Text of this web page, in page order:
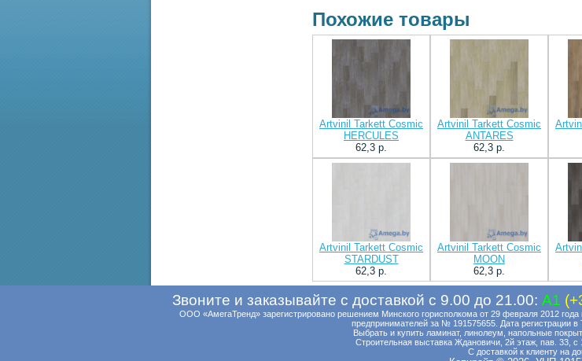
Похожие товары
Artvinil Tarkett Cosmic
HERCULES
62,3 p.
Artvinil Tarkett Cosmic
ANTARES
62,3 p.
Artvinil Tarkett Cosmic
STARDUST
62,3 p.
Artvinil Tarkett Cosmic
MOON
62,3 p.
Звоните и заказывайте с доставкой с 9.00 до 21.00: A1
ООО «АмегаТренд» зарегистрировано решением Минского горисполкома от 29 февраля 2012
предпринимателей за № 191575655. Дата регистрации в
Выбрать и купить ламинат, линолеум, напольные
Строительная выставка Ждановичи, 2й этаж, пав. 33,
С доставкой к клиенту на